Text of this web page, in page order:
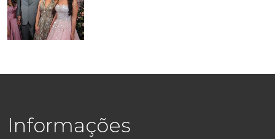
Informações